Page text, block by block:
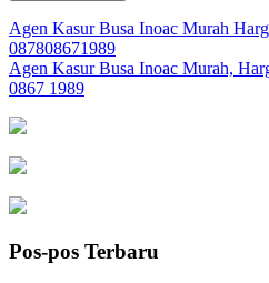
Navigasi
pos
Agen Kasur Busa Inoac Murah
087808671989
Agen Kasur Busa Inoac Murah,
0867 1989
Pos-pos Terbaru